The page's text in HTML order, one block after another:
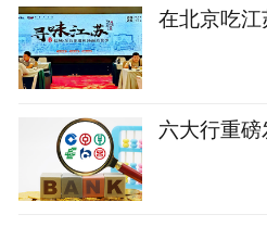
在北京吃
六大行重磅